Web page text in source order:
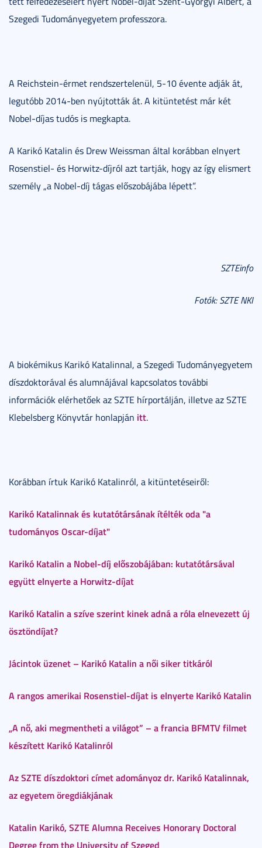
Szegedi Tudományegyetem professzora.
A Reichstein-érmet rendszertelenül, 5-10 évente adják át,
legutóbb 2014-ben nyújtották át. A kitüntetést már két
Nobel-díjas tudós is megkapta.
A Karikó Katalin és Drew Weissman által korábban elnyert
Rosenstiel- és Horwitz-díjról azt tartják, hogy az így elismert
személy „a Nobel-díj tágas előszobájába lépett”.
SZTEinfo
Fotók: SZTE NKI
A biokémikus Karikó Katalinnal, a Szegedi Tudományegyetem
díszdoktorával és alumnájával kapcsolatos további
információk elérhetőek az SZTE hírportálján, illetve az SZTE
Klebelsberg Könyvtár honlapján itt.
Korábban írtuk Karikó Katalinról, a kitüntetéseiről:
Karikó Katalinnak és kutatótársának ítélték oda "a
tudományos Oscar-díjat"
Karikó Katalin a Nobel-díj előszobájában: kutatótársával
együtt elnyerte a Horwitz-díjat
Karikó Katalin a szíve szerint kinek adná a róla elnevezett új
ösztöndíjat?
Jácintok üzenet – Karikó Katalin a női siker titkáról
A rangos amerikai Rosenstiel-díjat is elnyerte Karikó Katalin
„A nő, aki megmentheti a világot” – a francia BFMTV filmet
készített Karikó Katalinról
Az SZTE díszdoktori címet adományoz dr. Karikó Katalinnak,
az egyetem öregdiákjának
Katalin Karikó, SZTE Alumna Receives Honorary Doctoral
Degree from the University of Szeged